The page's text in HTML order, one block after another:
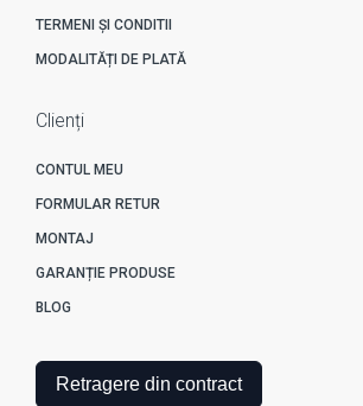
TERMENI ȘI CONDITII
MODALITĂȚI DE PLATĂ
Clienți
CONTUL MEU
FORMULAR RETUR
MONTAJ
GARANȚIE PRODUSE
BLOG
Retragere din contract